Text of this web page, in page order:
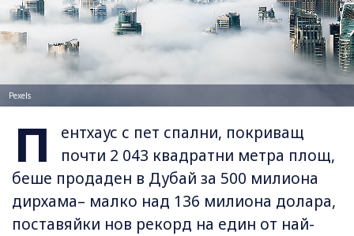
Pexels
П
ентхаус с пет спални, покриващ
почти 2 043 квадратни метра площ,
беше продаден в Дубай за 500 милиона
дирхама– малко над 136 милиона долара,
поставяйки нов рекорд на един от най-